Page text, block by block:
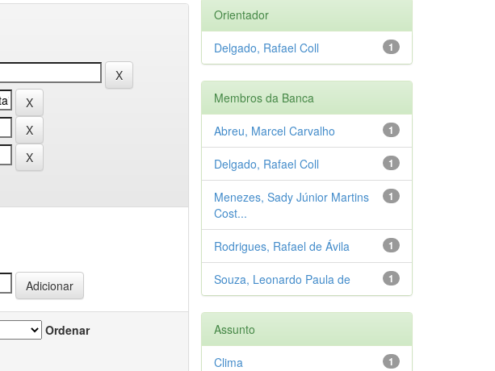
Ordenar
Orientador
1
Delgado, Rafael Coll
Membros da Banca
1
Abreu, Marcel Carvalho
1
Delgado, Rafael Coll
1
Menezes, Sady Júnior Martins
Cost...
1
Rodrigues, Rafael de Ávila
1
Souza, Leonardo Paula de
Assunto
1
Clima